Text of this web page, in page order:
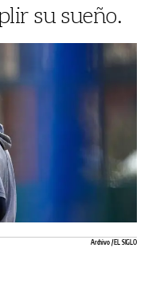
su sueño.
Archivo / EL SIGLO